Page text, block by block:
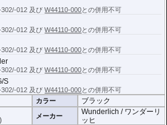
302/-012 及びW44110-000との併用不可
302/-012 及びW44110-000との併用不可
302/-012 及びW44110-000との併用不可
302/-012 及びW44110-000との併用不可
S
302/-012 及びW44110-000との併用不可
カラー ブラック
メーカー
Wunderlich / ワンダーリ
ッヒ